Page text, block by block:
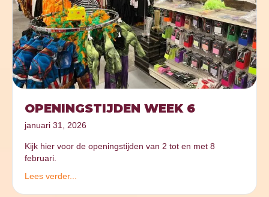
OPENINGSTIJDEN WEEK 6
januari 31, 2026
Kijk hier voor de openingstijden van 2 tot en met 8
februari.
Lees verder...